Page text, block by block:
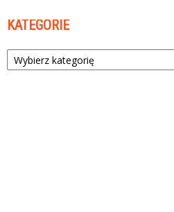
KATEGORIE
Kategorie